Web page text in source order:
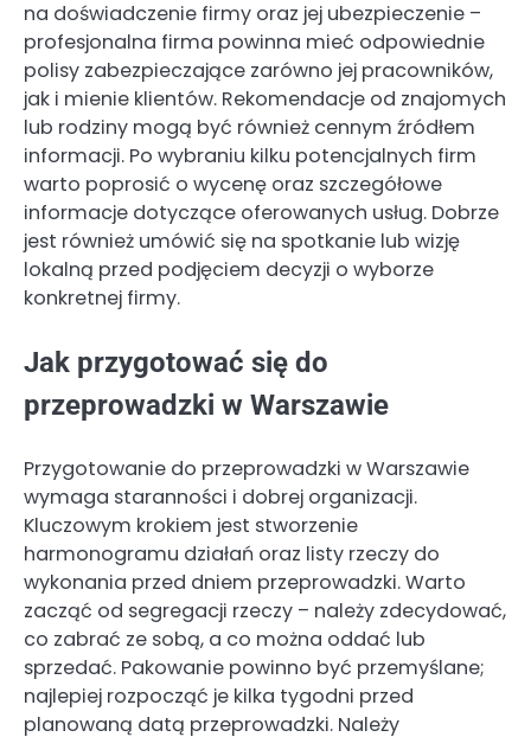
na doświadczenie firmy oraz jej ubezpieczenie –
profesjonalna firma powinna mieć odpowiednie
polisy zabezpieczające zarówno jej pracowników,
jak i mienie klientów. Rekomendacje od znajomych
lub rodziny mogą być również cennym źródłem
informacji. Po wybraniu kilku potencjalnych firm
warto poprosić o wycenę oraz szczegółowe
informacje dotyczące oferowanych usług. Dobrze
jest również umówić się na spotkanie lub wizję
lokalną przed podjęciem decyzji o wyborze
konkretnej firmy.
Jak przygotować się do
przeprowadzki w Warszawie
Przygotowanie do przeprowadzki w Warszawie
wymaga staranności i dobrej organizacji.
Kluczowym krokiem jest stworzenie
harmonogramu działań oraz listy rzeczy do
wykonania przed dniem przeprowadzki. Warto
zacząć od segregacji rzeczy – należy zdecydować,
co zabrać ze sobą, a co można oddać lub
sprzedać. Pakowanie powinno być przemyślane;
najlepiej rozpocząć je kilka tygodni przed
planowaną datą przeprowadzki. Należy